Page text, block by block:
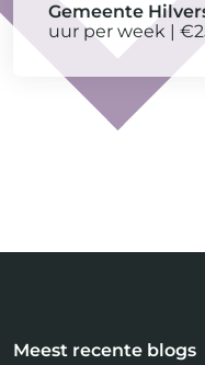
Gemeente
uur per week
Meest recente blogs